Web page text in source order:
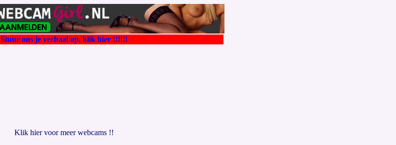
Stuur ons je verhaal op, klik hier !!!!!!
Klik hier voor meer webcams !!